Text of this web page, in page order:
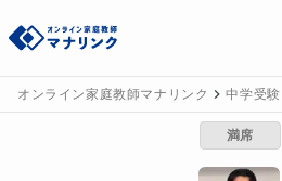
オンライン家庭教師マナリンク 中学受験
満席